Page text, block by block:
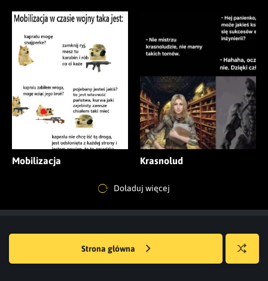
Mobilizacja Krasnolud
Doładuj więcej
Strona główna